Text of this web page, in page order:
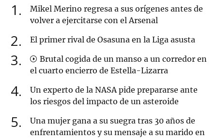
1
Mikel Merino regresa a sus orígenes antes de
volver a ejercitarse con el Arsenal
2 El primer rival de Osasuna en la Liga asusta
3
Brutal cogida de un manso a un corredor en
el cuarto encierro de Estella-Lizarra
4
Un experto de la NASA pide prepararse ante
los riesgos del impacto de un asteroide
5
Una mujer gana a su suegra tras 30 años de
enfrentamientos y su mensaje a su marido en